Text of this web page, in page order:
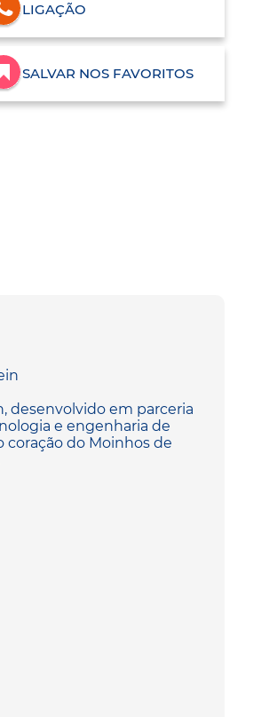
LIGAÇÃO
SALVAR NOS FAVORITOS
desenvolvido em parceria
e engenharia de
coração do Moinhos de